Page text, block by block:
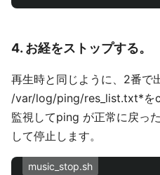
4. お経をストップする。
再生時と同じように、2番で
/var/log/ping/res_list.txt*を
監視してping が正常に戻っ
して停止します。
music_stop.sh